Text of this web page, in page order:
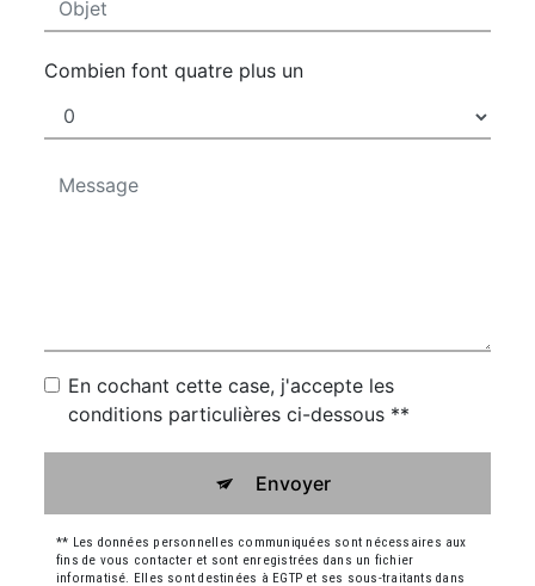
Combien font quatre plus un
En cochant cette case, j'accepte les
conditions particulières ci-dessous **
Envoyer
** Les données personnelles communiquées sont nécessaires aux
fins de vous contacter et sont enregistrées dans un fichier
informatisé. Elles sont destinées à EGTP et ses sous-traitants dans